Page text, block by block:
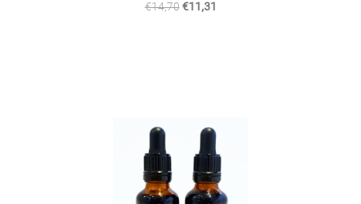
€14,70 €11,31